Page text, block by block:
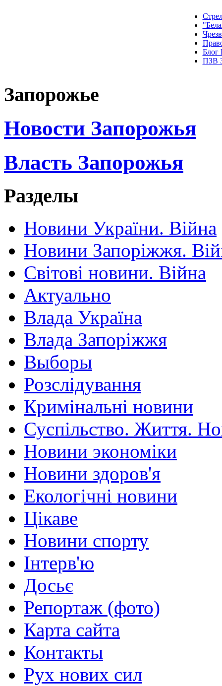
Блог
ПЗВ
Запорожье
Новости Запорожья
Власть Запорожья
Разделы
Новини України. Війна
Новини Запоріжжя.
Світові новини. Війна
Актуально
Влада Україна
Влада Запоріжжя
Выборы
Розслідування
Кримінальні новини
Суспільство. Життя.
Новини экономіки
Новини здоров'я
Екологічні новини
Цікаве
Новини спорту
Інтерв'ю
Досьє
Репортаж (фото)
Карта сайта
Контакты
Рух нових сил